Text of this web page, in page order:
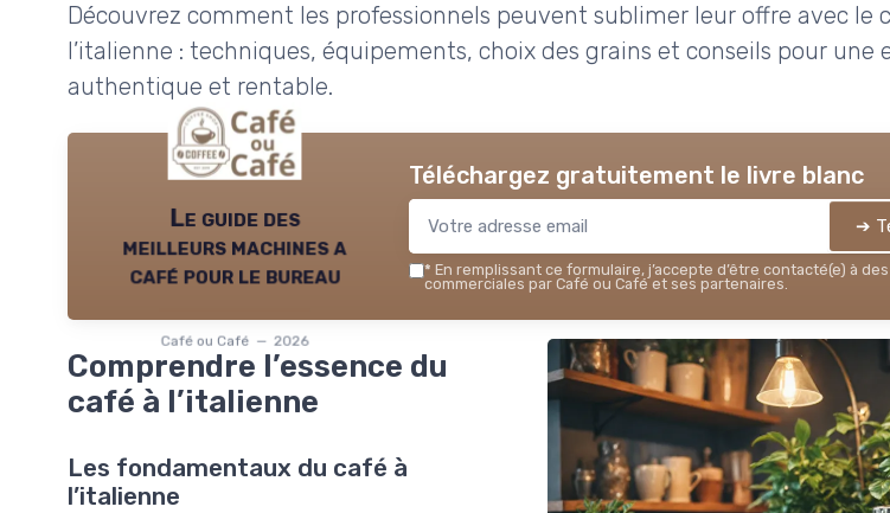
Découvrez comment les professionnels peuvent sublimer leur offre avec le
l’italienne : techniques, équipements, choix des grains et conseils pour une
authentique et rentable.
Le guide des
meilleurs machines a
café pour le bureau
Café ou Café — 2026
Téléchargez gratuitement le livre blanc
➔
* En remplissant ce formulaire, j’accepte d’être contacté(e) à
commerciales par Café ou Café et ses partenaires.
Comprendre l’essence du
café à l’italienne
Les fondamentaux du café à
l’italienne